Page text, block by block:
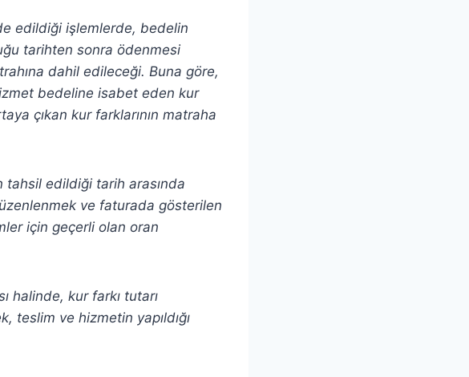
edildiği işlemlerde, bedelin
tarihten sonra ödenmesi
dahil edileceği. Buna göre,
bedeline isabet eden kur
çıkan kur farklarının matraha
tahsil edildiği tarih arasında
ve faturada gösterilen
için geçerli olan oran
halinde, kur farkı tutarı
teslim ve hizmetin yapıldığı